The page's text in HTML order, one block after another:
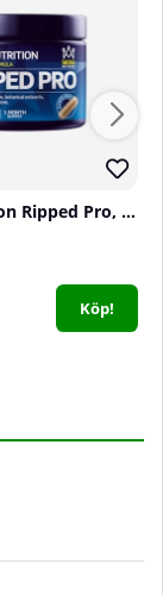
Star Nutrition Ripped Pro, 60 caps
Köp!